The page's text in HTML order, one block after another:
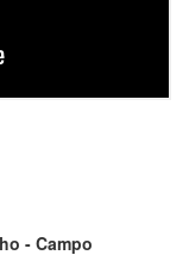
- Campo